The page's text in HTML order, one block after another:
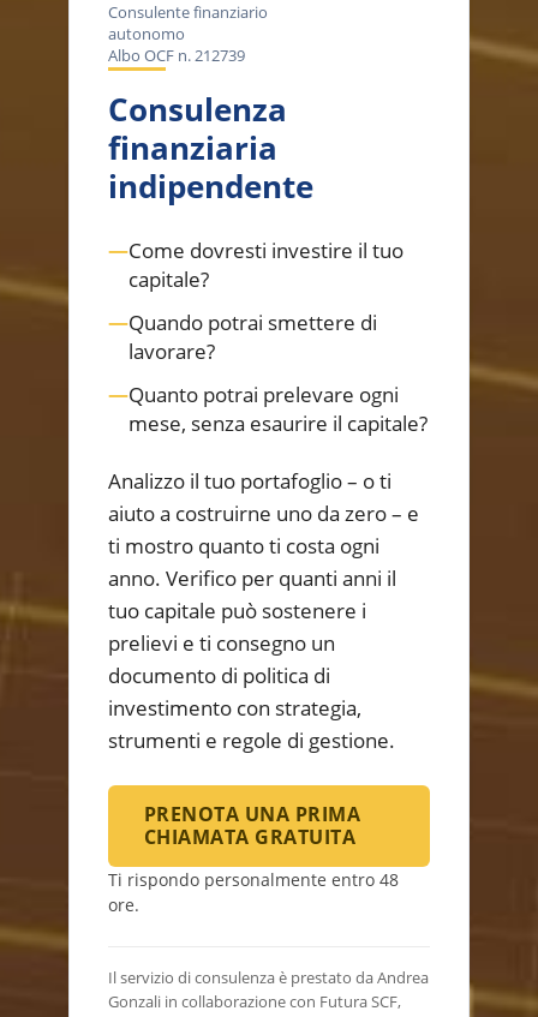
Consulente finanziario
autonomo
Albo OCF n. 212739
Consulenza
finanziaria
indipendente
—Come dovresti investire il tuo
capitale?
—Quando potrai smettere di
lavorare?
—Quanto potrai prelevare ogni
mese, senza esaurire il capitale?
Analizzo il tuo portafoglio – o ti
aiuto a costruirne uno da zero – e
ti mostro quanto ti costa ogni
anno. Verifico per quanti anni il
tuo capitale può sostenere i
prelievi e ti consegno un
documento di politica di
investimento con strategia,
strumenti e regole di gestione.
PRENOTA UNA PRIMA
CHIAMATA GRATUITA
Ti rispondo personalmente entro 48
ore.
Il servizio di consulenza è prestato da Andrea
Gonzali in collaborazione con Futura SCF,